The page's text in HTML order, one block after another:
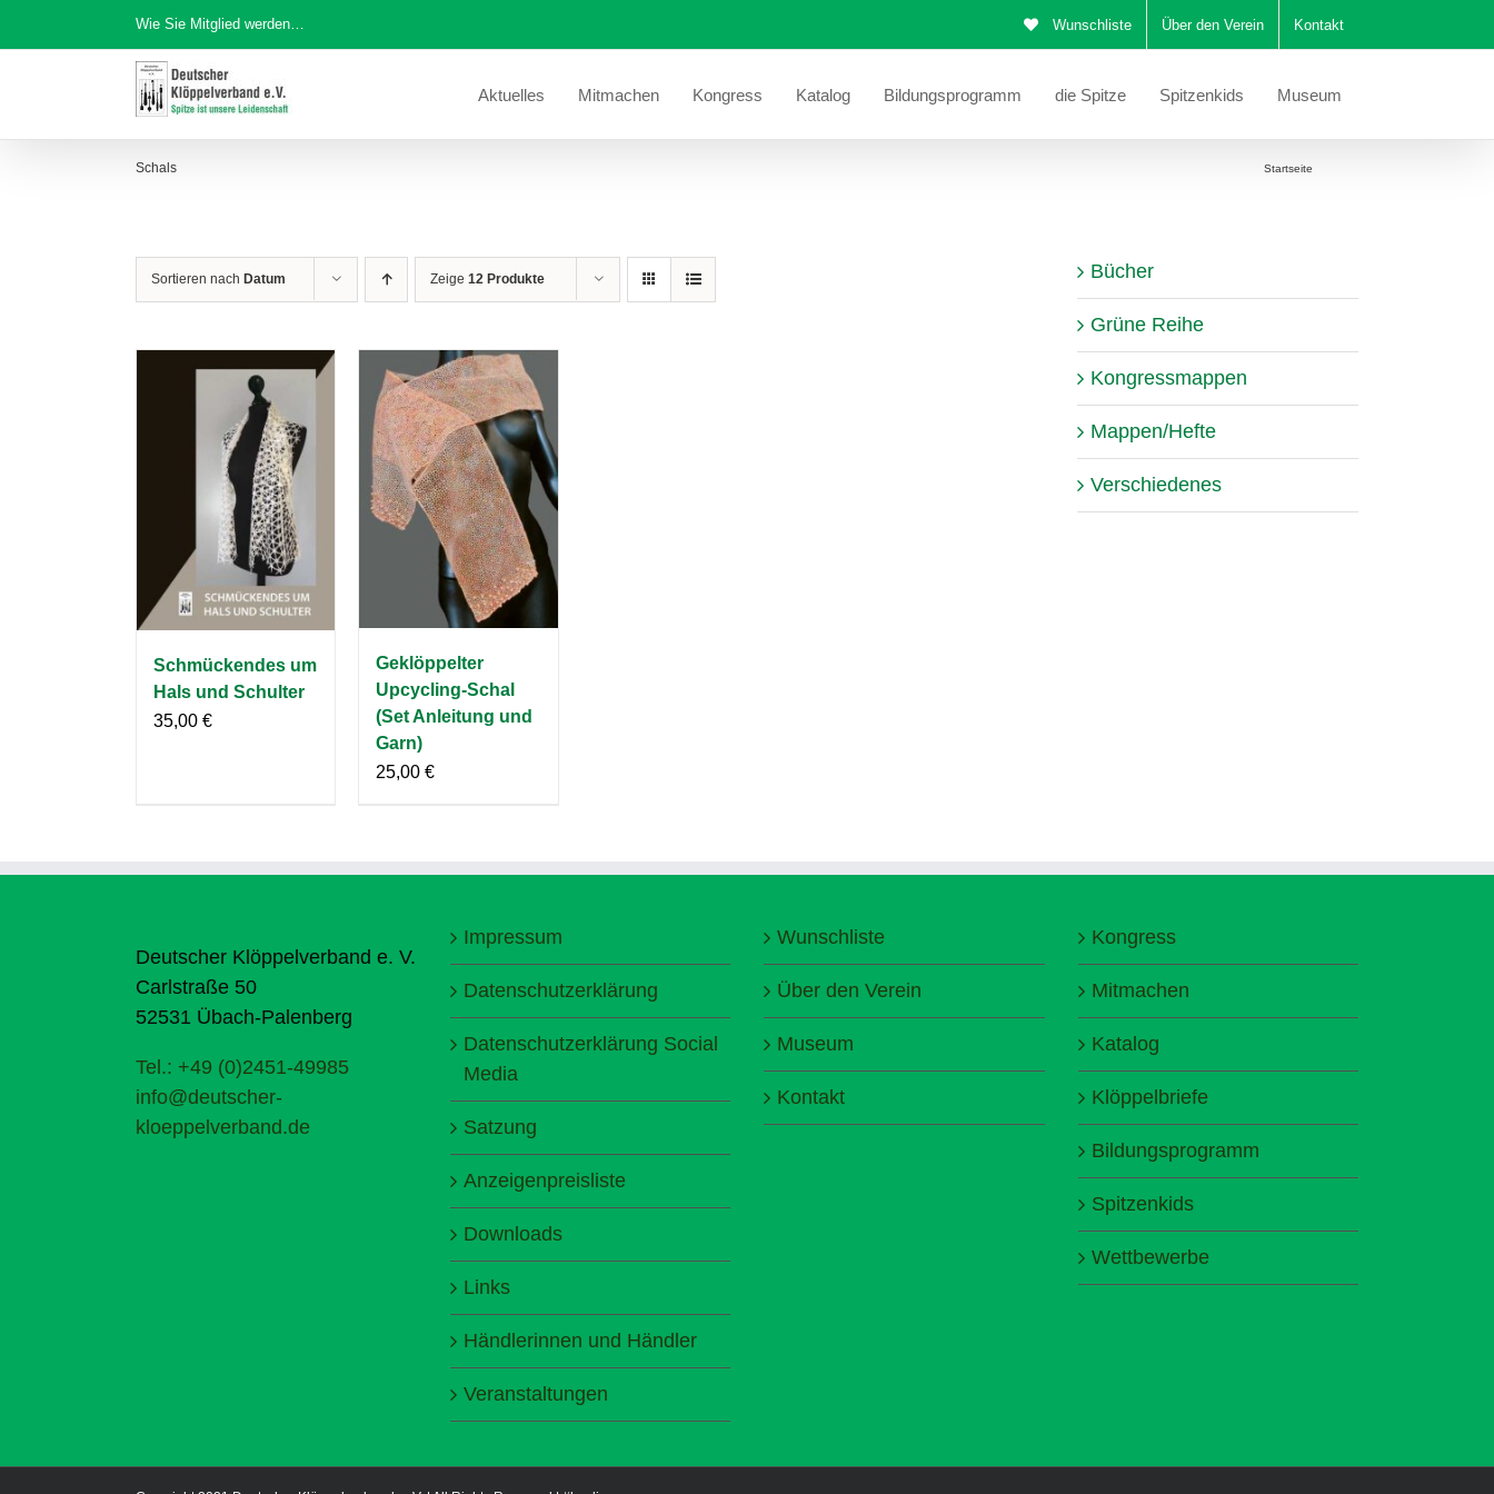
Inhalt
Wie Sie Mitglied werden… Wunschliste Über den Verein Kontakt
Aktuelles Mitmachen Kongress Katalog Bildungsprogramm die Spitze Spitzenkids Museum
Schals Startseite
Sortieren nach Datum Zeige 12 Produkte
Schmückendes um
Hals und Schulter
35,00 €
Geklöppelter
Upcycling-Schal
(Set Anleitung und
Garn)
25,00€
Bücher
Grüne Reihe
Kongressmappen
Mappen/Hefte
Verschiedenes
Deutscher Klöppelverband e. V.
Carlstraße 50
52531 Übach-Palenberg
Tel.: +49 (0)2451-49985
info@deutscher-
kloeppelverband.de
Impressum
Datenschutzerklärung
Datenschutzerklärung Social
Media
Satzung
Anzeigenpreisliste
Downloads
Links
Händlerinnen und Händler
Veranstaltungen
Wunschliste
Über den Verein
Museum
Kontakt
Kongress
Mitmachen
Katalog
Klöppelbriefe
Bildungsprogramm
Spitzenkids
Wettbewerbe